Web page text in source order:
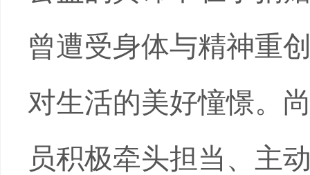
曾遭受身体与精神重
对生活的美好憧憬。
员积极牵头担当、主